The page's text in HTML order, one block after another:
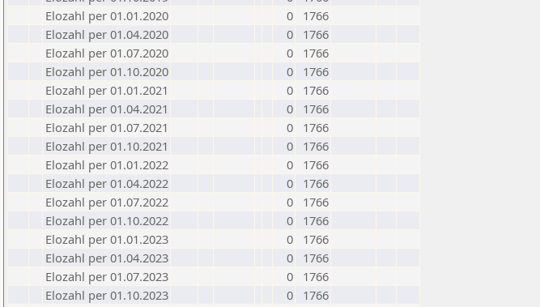
Elozahl per 01.01.2020
0
1766
Elozahl per 01.04.2020
0
1766
Elozahl per 01.07.2020
0
1766
Elozahl per 01.10.2020
0
1766
Elozahl per 01.01.2021
0
1766
Elozahl per 01.04.2021
0
1766
Elozahl per 01.07.2021
0
1766
Elozahl per 01.10.2021
0
1766
Elozahl per 01.01.2022
0
1766
Elozahl per 01.04.2022
0
1766
Elozahl per 01.07.2022
0
1766
Elozahl per 01.10.2022
0
1766
Elozahl per 01.01.2023
0
1766
Elozahl per 01.04.2023
0
1766
Elozahl per 01.07.2023
0
1766
Elozahl per 01.10.2023
0
1766